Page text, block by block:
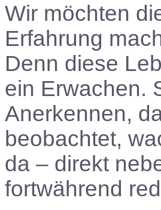
Wir möchten
Erfahrung
Denn diese
ein Erwachen.
Anerkennen,
beobachtet,
da – direkt
fortwährend